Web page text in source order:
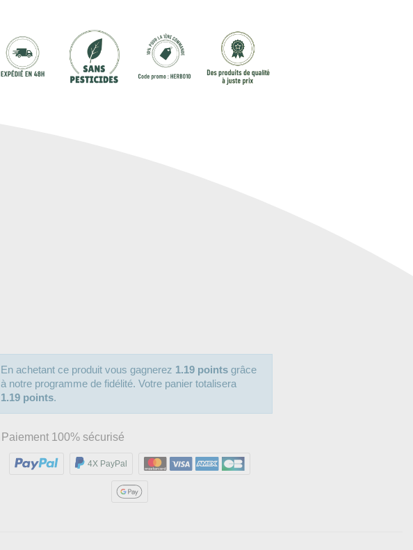
En achetant ce produit vous gagnerez 1.19 points grâce
à notre programme de fidélité. Votre panier totalisera
1.19 points.
Paiement 100% sécurisé
4X PayPal